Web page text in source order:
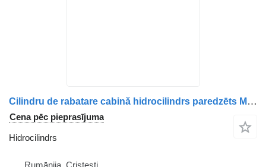
Cilindru de rabatare cabină hidrocilindrs paredzēts MAN 81417236124 / 81417236138 / 85417236010 / 85417236030 / 81978122318 kravas automašīnas
Cena pēc pieprasījuma
Hidrocilindrs
Rumānija, Cristesti